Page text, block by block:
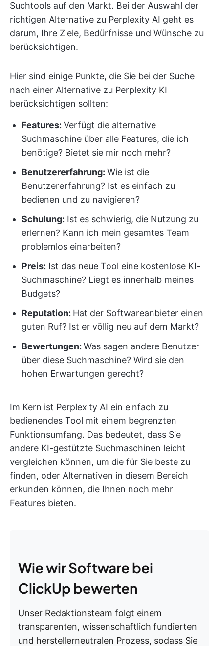
Suchtools auf den Markt. Bei der Auswahl der
richtigen Alternative zu Perplexity AI geht es
darum, Ihre Ziele, Bedürfnisse und Wünsche zu
berücksichtigen.
Hier sind einige Punkte, die Sie bei der Suche
nach einer Alternative zu Perplexity KI
berücksichtigen sollten:
Features: Verfügt die alternative
Suchmaschine über alle Features, die ich
benötige? Bietet sie mir noch mehr?
Benutzererfahrung: Wie ist die
Benutzererfahrung? Ist es einfach zu
bedienen und zu navigieren?
Schulung: Ist es schwierig, die Nutzung zu
erlernen? Kann ich mein gesamtes Team
problemlos einarbeiten?
Preis: Ist das neue Tool eine kostenlose KI-
Suchmaschine? Liegt es innerhalb meines
Budgets?
Reputation: Hat der Softwareanbieter einen
guten Ruf? Ist er völlig neu auf dem Markt?
Bewertungen: Was sagen andere Benutzer
über diese Suchmaschine? Wird sie den
hohen Erwartungen gerecht?
Im Kern ist Perplexity AI ein einfach zu
bedienendes Tool mit einem begrenzten
Funktionsumfang. Das bedeutet, dass Sie
andere KI-gestützte Suchmaschinen leicht
vergleichen können, um die für Sie beste zu
finden, oder Alternativen in diesem Bereich
erkunden können, die Ihnen noch mehr
Features bieten.
Wie wir Software bei
ClickUp bewerten
Unser Redaktionsteam folgt einem
transparenten, wissenschaftlich fundierten
und herstellerneutralen Prozess, sodass Sie